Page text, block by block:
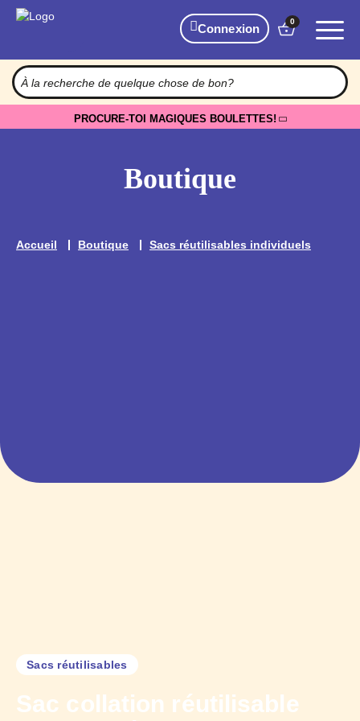
Connexion
0
PROCURE-TOI MAGIQUES BOULETTES!
Boutique
Accueil Boutique Sacs réutilisables individuels
Sacs réutilisables
Sac collation réutilisable